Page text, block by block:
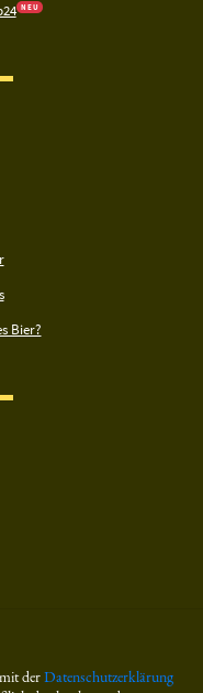
N E U
Bier?
derDatenschutzerklärung